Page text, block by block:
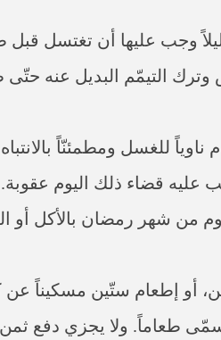
وجب عليها أن تغتسل قبل
التيمّم البديل عنه
فنام ناوياً للغسل ومطمئنّاً
عليه قضاء ذلك اليوم عقوبة.
في يوم من شهر رمضان بالأكل
أو إطعام ستّين مسكيناً
طعاماً. ولا يجزي دفع